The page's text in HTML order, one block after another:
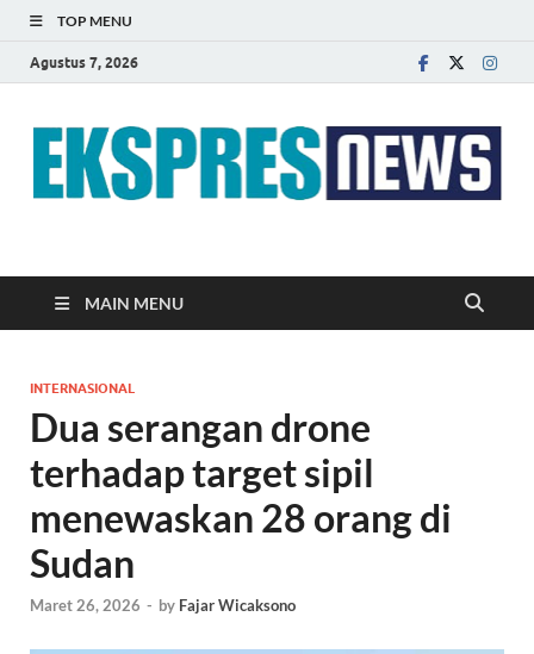
TOP MENU
Agustus 7, 2026
EKSPRES NEWS
MAIN MENU
INTERNASIONAL
Dua serangan drone
terhadap target sipil
menewaskan 28 orang di
Sudan
Maret 26, 2026 - by Fajar Wicaksono